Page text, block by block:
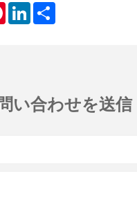
PinterestLinkedIn
い合わせを送信